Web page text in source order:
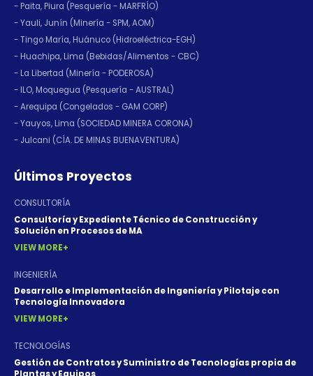
- Paita, Piura (Pesquería - MARFRÍO)
- Yauli, Junín (Minería - SPM, AOM)
- Tingo María, Huánuco (Hidroeléctrica-EGH)
- Huachipa, Lima (Bebidas/Alimentos - CBC)
- La Libertad (Minería - PODEROSA)
- ILO, Moquegua (Pesquería - AUSTRAL)
- Arequipa (Congelados - GAM CORP)
- Yauyos, Lima (SOCIEDAD MINERA CORONA)
- Julcani (CÍA. DE MINAS BUENAVENTURA)
Últimos Proyectos
CONSULTORÍA
Consultoría y Expediente Técnico de Construcción y
Solución en Procesos de MA
VIEW MORE
INGENIERÍA
Desarrollo e Implementación de Ingeniería y Pilotaje con
Tecnología Innovadora
VIEW MORE
TECNOLOGÍAS
Gestión de Contratos y Suministro de Tecnologías propia de
Plantas y Equipos